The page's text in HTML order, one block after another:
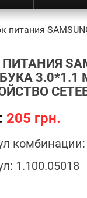
питания
3.0*1.1
205 грн.
комбинации:
1.100.05018